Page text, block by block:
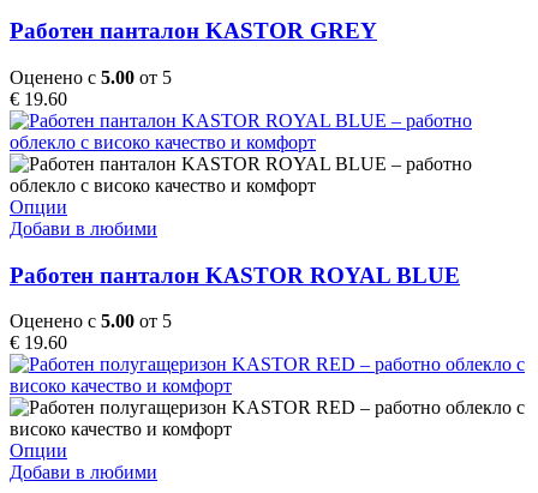
multiple
variants.
options
be
chosen
on
the
product
page
Работен панталон KASTOR GREY
Оценено с 5.00 от 5
€ 19.60
Опции
product
multiple
variants.
The
options
may
be
chosen
on
product
page
Добави в любими
Работен панталон KASTOR ROYAL BLUE
Оценено с 5.00 от 5
€ 19.60
Опции
product
Добави в любими